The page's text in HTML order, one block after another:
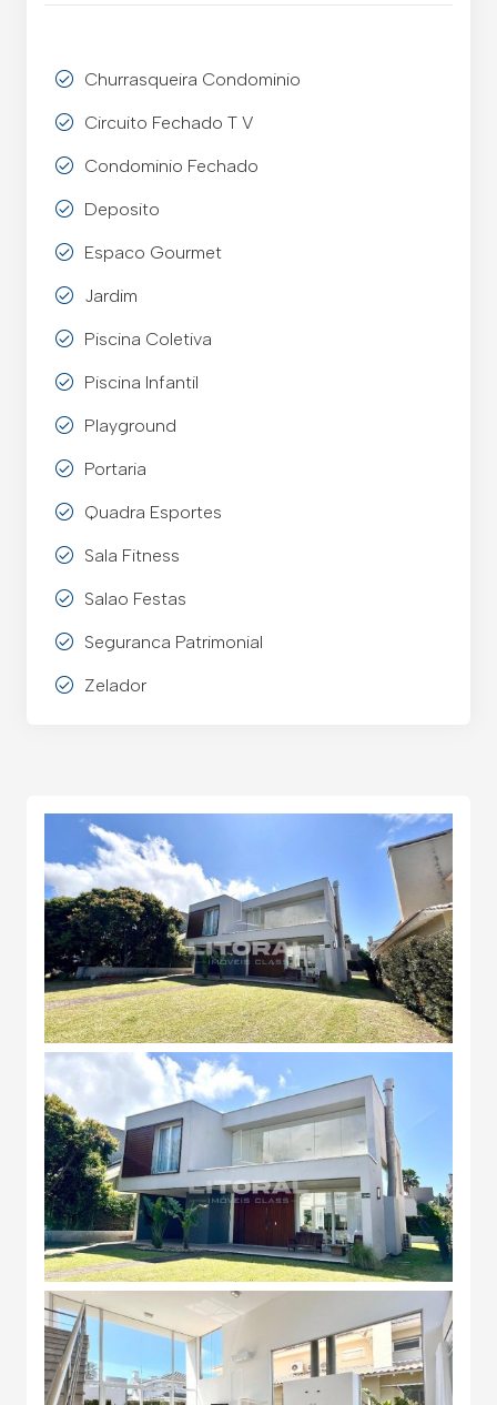
Churrasqueira Condominio
Circuito Fechado T V
Condominio Fechado
Deposito
Espaco Gourmet
Jardim
Piscina Coletiva
Piscina Infantil
Playground
Portaria
Quadra Esportes
Sala Fitness
Salao Festas
Seguranca Patrimonial
Zelador